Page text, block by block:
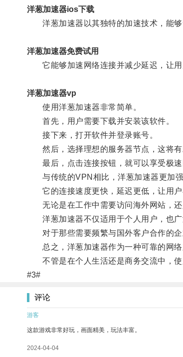
洋葱加速器ios下载
洋葱加速器以其独特的加速技术，能够
洋葱加速器免费试用
它能够加速网络连接并减少延迟，让用
洋葱加速器vp
使用洋葱加速器非常简单。
首先，用户需要下载并安装该软件。
接下来，打开软件并登录账号。
然后，选择理想的服务器节点，这将有
最后，点击连接按钮，就可以享受极速
与传统的VPN相比，洋葱加速器更加强
它的连接速度更快，延迟更低，让用户
无论是在工作中需要访问海外网站，还
洋葱加速器不仅适用于个人用户，也广
对于那些需要频繁与国外客户合作的企
总之，洋葱加速器作为一种可靠的网络
不管是在个人生活还是商务交流中，使
#3#
评论
游客
这款游戏非常好玩，画面精美，玩法丰富。
2024-04-04